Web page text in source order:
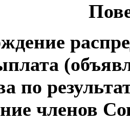
по
членов